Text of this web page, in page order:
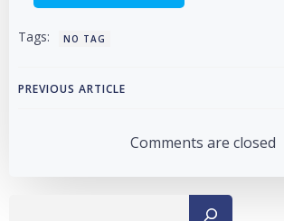
Tags: NO TAG
Post
navigation
PREVIOUS ARTICLE
Comments are closed